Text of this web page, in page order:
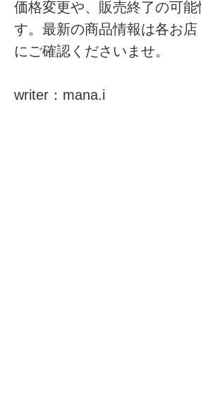
価格変更や、販売終了の可能
す。最新の商品情報は各お
にご確認くださいませ。
writer：mana.i